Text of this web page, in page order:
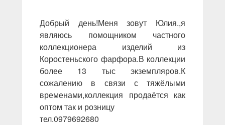
Добрый день!Меня зовут Юлия.,я
являюсь помощником частного
коллекционера изделий из
Коростеньского фарфора.В коллекции
более 13 тыс экземпляров.К
сожалению в связи с тяжёлыми
временами,коллекция продаётся как
оптом так и розницу
тел.0979692680